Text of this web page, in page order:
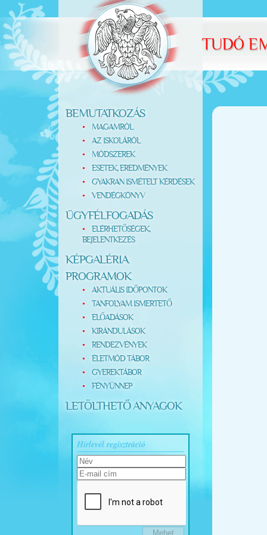
BEMUTATKOZÁS
MAGAMRÓL
AZ ISKOLÁRÓL
MÓDSZEREK
ESETEK, EREDMÉNYEK
GYAKRAN ISMÉTELT KÉRDÉSEK
VENDÉGKÖNYV
ÜGYFÉLFOGADÁS
ELÉRHETŐSÉGEK,
BEJELENTKEZÉS
KÉPGALÉRIA
PROGRAMOK
AKTUÁLIS IDŐPONTOK
TANFOLYAM ISMERTETŐ
ELŐADÁSOK
KIRÁNDULÁSOK
RENDEZVÉNYEK
ÉLETMÓD TÁBOR
GYEREKTÁBOR
FÉNYÜNNEP
LETÖLTHETŐ ANYAGOK
Hírlevél regisztráció